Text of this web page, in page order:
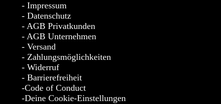
Impressum
Datenschutz
AGB Privatkunden
AGB Unternehmen
Versand
Zahlungsmöglichkeiten
Widerruf
Barrierefreiheit
Code of Conduct
Deine Cookie-Einstellungen